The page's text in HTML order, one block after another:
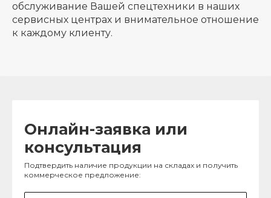
обслуживание Вашей спецтехники в наших
сервисных центрах и внимательное отношение
к каждому клиенту.
Онлайн-заявка или
консультация
Подтвердить наличие продукции на складах и получить
коммерческое предложение: